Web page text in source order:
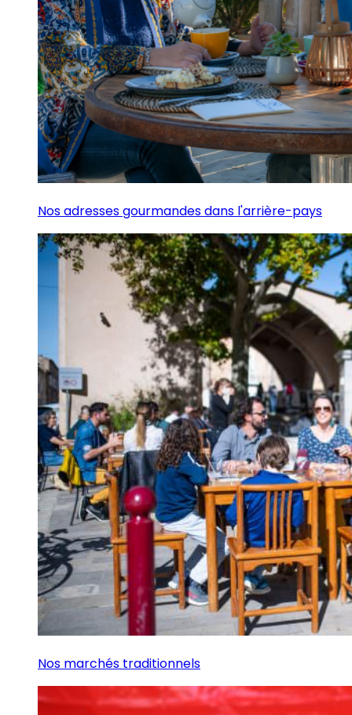
Nos adresses gourmandes dans l'arrière-pays
Nos marchés traditionnels